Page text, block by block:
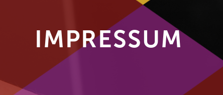
IMPRESSUM